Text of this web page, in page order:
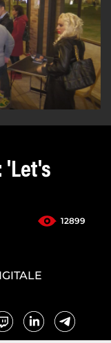
'Let's
12899